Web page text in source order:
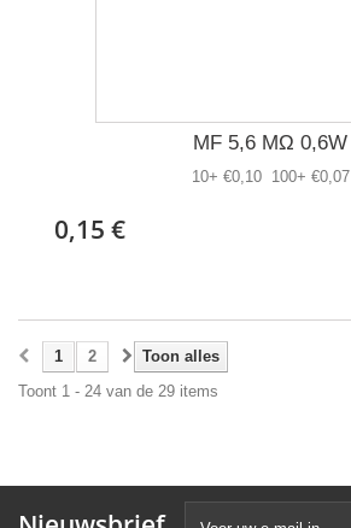
MF 5,6 MΩ 0,6W
10+ €0,10 100+ €0,07
0,15 €
Toon alles
1
2
Toont 1 - 24 van de 29 items